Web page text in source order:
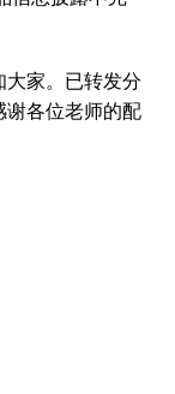
家。已转发分
谢各位老师的配